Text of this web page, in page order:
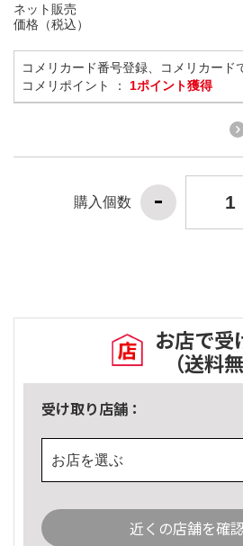
ネット販売
価格（税込）
コメリカード番号登録、コメリカード
コメリポイント ： 1ポイント獲得
購入個数
お店で受
（送料
受け取り店舗：
お店を選ぶ
近くの店舗を確